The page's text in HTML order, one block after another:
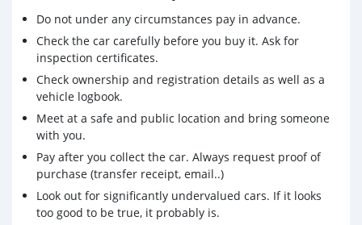
Do not under any circumstances pay in advance.
Check the car carefully before you buy it. Ask for
inspection certificates.
Check ownership and registration details as well as a
vehicle logbook.
Meet at a safe and public location and bring someone
with you.
Pay after you collect the car. Always request proof of
purchase (transfer receipt, email..)
Look out for significantly undervalued cars. If it looks
too good to be true, it probably is.